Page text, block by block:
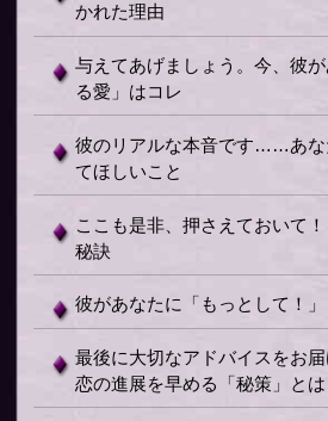
かれた理由
与えてあげましょう。今、彼
る愛」はコレ
彼のリアルな本音です……あな
てほしいこと
ここも是非、押さえておいて
秘訣
彼があなたに「もっとして！
最後に大切なアドバイスをお
恋の進展を早める「秘策」とは